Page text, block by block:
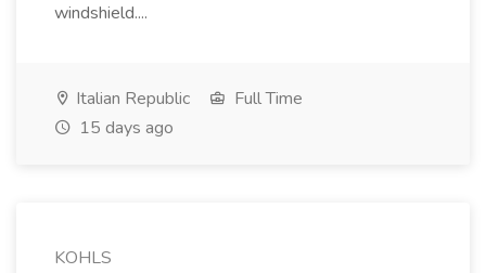
windshield....
Italian Republic
Full Time
15 days ago
KOHLS